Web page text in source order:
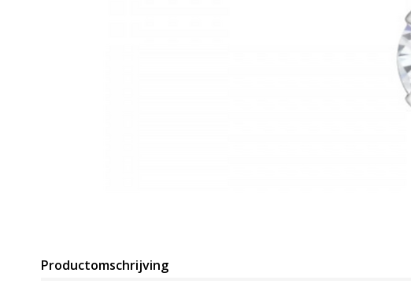
Productomschrijving